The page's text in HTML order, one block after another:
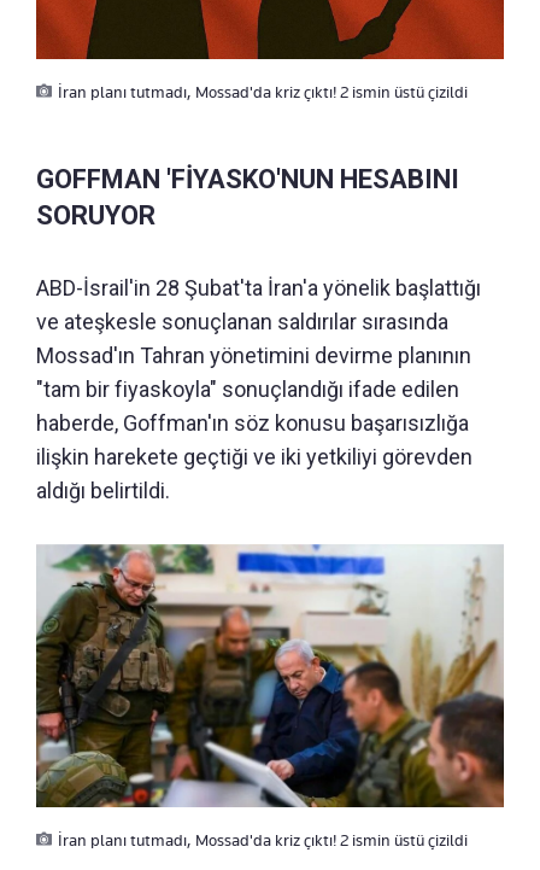
İran planı tutmadı, Mossad'da kriz çıktı! 2 ismin üstü çizildi
GOFFMAN 'FİYASKO'NUN HESABINI
SORUYOR
ABD-İsrail'in 28 Şubat'ta İran'a yönelik başlattığı
ve ateşkesle sonuçlanan saldırılar sırasında
Mossad'ın Tahran yönetimini devirme planının
"tam bir fiyaskoyla" sonuçlandığı ifade edilen
haberde, Goffman'ın söz konusu başarısızlığa
ilişkin harekete geçtiği ve iki yetkiliyi görevden
aldığı belirtildi.
İran planı tutmadı, Mossad'da kriz çıktı! 2 ismin üstü çizildi